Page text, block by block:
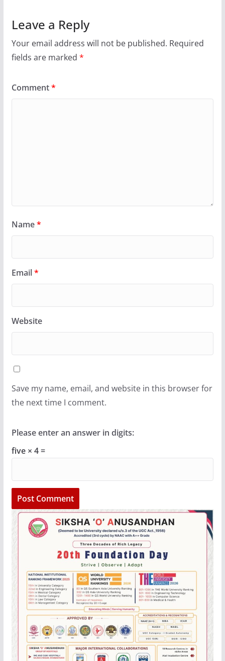
Leave a Reply
Your email address will not be published. Required
fields are marked *
Comment*
Name*
Email*
Website
Save my name, email, and website in this browser for
the next time I comment.
Please enter an answer in digits:
five × 4 =